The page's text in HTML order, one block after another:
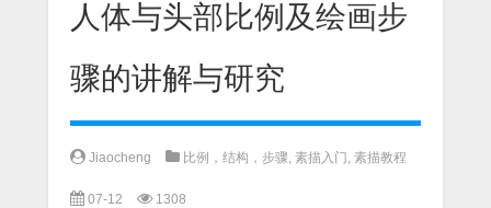
人体与头部比例及绘画步
骤的讲解与研究
Jiaocheng 比例，结构，步骤, 素描入门 , 素描教程
07-12 1308